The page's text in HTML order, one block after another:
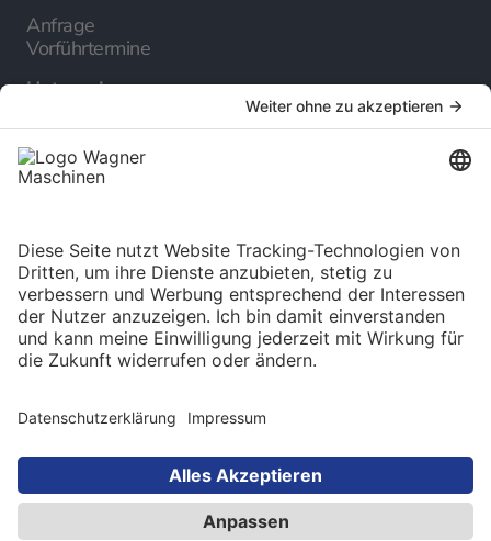
Anfrage
Vorführtermine
Unternehmen
Über uns
Karriere
Service
Language selection
Deutsch
© 2025 Maschinen Wagner Werkzeugmaschinen
GmbH. Alle Rechte vorbehalten